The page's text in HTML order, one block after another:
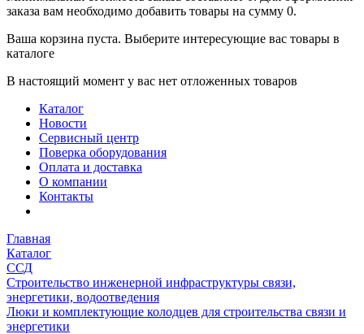
заказа вам необходимо добавить товары на сумму 0.
Ваша корзина пуста. Выберите интересующие вас товары в
каталоге
В настоящий момент у вас нет отложенных товаров
Каталог
Новости
Сервисный центр
Поверка оборудования
Оплата и доставка
О компании
Контакты
Главная
Каталог
ССД
Строительство инженерной инфраструктуры связи,
энергетики, водоотведения
Люки и комплектующие колодцев для строительства связи и
энергетики